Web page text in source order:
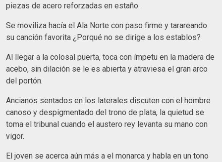
piezas de acero reforzadas en estaño.
Se moviliza hacía el Ala Norte con paso firme y tarareando
su canción favorita ¿Porqué no se dirige a los establos?
Al llegar a la colosal puerta, toca con ímpetu en la madera de
acebo, sin dilación se le es abierta y atraviesa el gran arco
del portón.
Ancianos sentados en los laterales discuten con el hombre
canoso y despigmentado del trono de plata, la quietud se
toma el tribunal cuando el austero rey levanta su mano con
vigor.
El joven se acerca aún más a el monarca y habla en un tono